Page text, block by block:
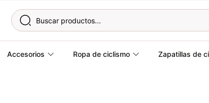
Accesorios Ropa de ciclismo Zapatillas de